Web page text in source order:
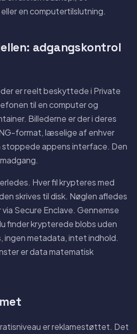
en computertilslutning.
adgangskontrol
er reelt beskyttede i Private
til en computer og
Billederne er der i deres
format, læselige af enhver
stoppede appens interface. Den
Hver fil krypteres med
skrives til disk. Nøglen afledes
Secure Enclave. Gennemse
finder krypterede blobs uden
ingen metadata, intet indhold.
er data matematisk
er reklamestøttet. Det